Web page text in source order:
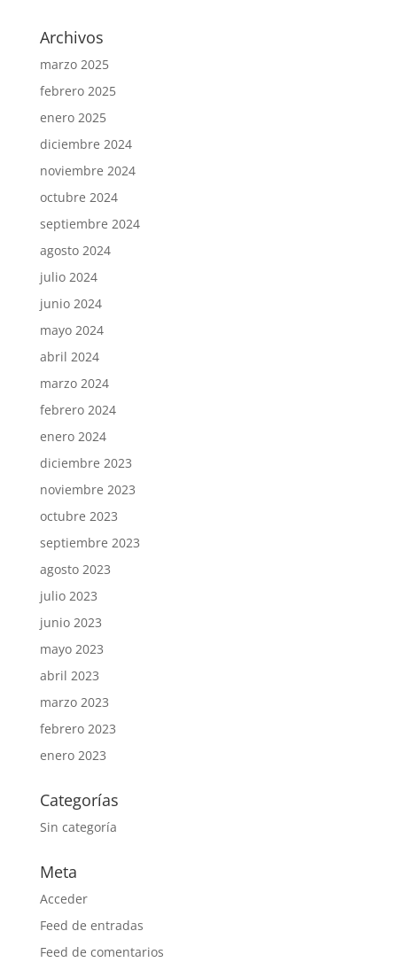
Archivos
marzo 2025
febrero 2025
enero 2025
diciembre 2024
noviembre 2024
octubre 2024
septiembre 2024
agosto 2024
julio 2024
junio 2024
mayo 2024
abril 2024
marzo 2024
febrero 2024
enero 2024
diciembre 2023
noviembre 2023
octubre 2023
septiembre 2023
agosto 2023
julio 2023
junio 2023
mayo 2023
abril 2023
marzo 2023
febrero 2023
enero 2023
Categorías
Sin categoría
Meta
Acceder
Feed de entradas
Feed de comentarios